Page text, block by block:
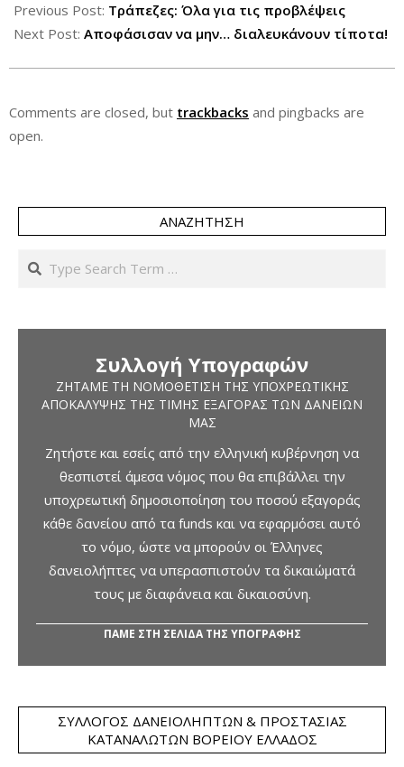
12-
20
Previous Post: Τράπεζες: Όλα για τις προβλέψεις
Next Post: Αποφάσισαν να μην… διαλευκάνουν τίποτα!
Comments are closed, but trackbacks and pingbacks are
open.
ΑΝΑΖΉΤΗΣΗ
Search
Συλλογή Υπογραφών
ΖΗΤΆΜΕ ΤΗ ΝΟΜΟΘΈΤΙΣΗ ΤΗΣ ΥΠΟΧΡΕΩΤΙΚΉΣ
ΑΠΟΚΆΛΥΨΗΣ ΤΗΣ ΤΙΜΉΣ ΕΞΑΓΟΡΆΣ ΤΩΝ ΔΑΝΕΊΩΝ
ΜΑΣ
Ζητήστε και εσείς από την ελληνική κυβέρνηση να
θεσπιστεί άμεσα νόμος που θα επιβάλλει την
υποχρεωτική δημοσιοποίηση του ποσού εξαγοράς
κάθε δανείου από τα funds και να εφαρμόσει αυτό
το νόμο, ώστε να μπορούν οι Έλληνες
δανειολήπτες να υπερασπιστούν τα δικαιώματά
τους με διαφάνεια και δικαιοσύνη.
ΠΑΜΕ ΣΤΗ ΣΕΛΙΔΑ ΤΗΣ ΥΠΟΓΡΑΦΗΣ
ΣΎΛΛΟΓΟΣ ΔΑΝΕΙΟΛΗΠΤΏΝ & ΠΡΟΣΤΑΣΊΑΣ
ΚΑΤΑΝΑΛΩΤΏΝ ΒΟΡΕΊΟΥ ΕΛΛΆΔΟΣ